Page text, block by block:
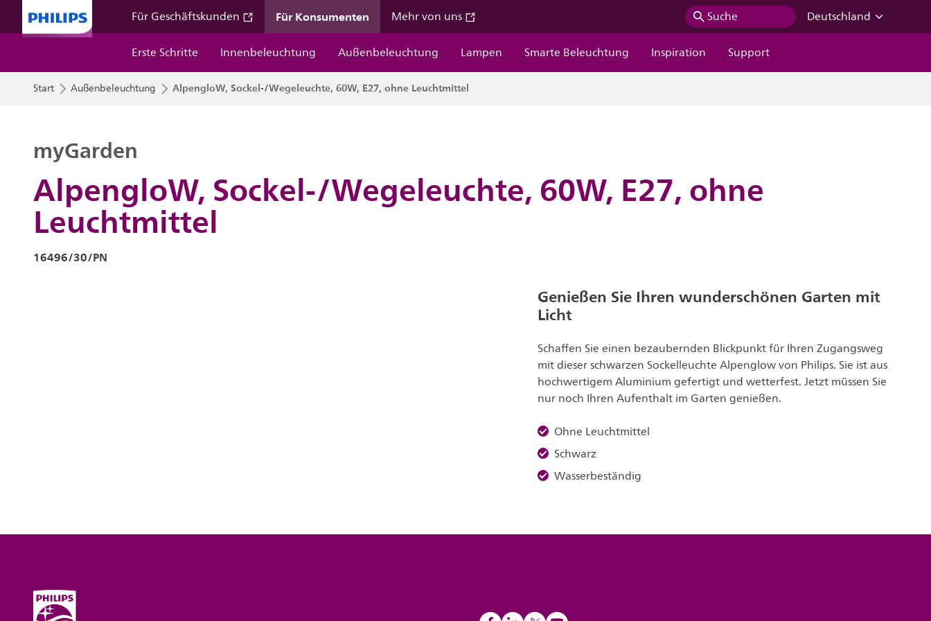
Für Geschäftskunden Für Konsumenten Mehr von uns Suche
Deutschland
Erste Schritte
Innenbeleuchtung Außenbeleuchtung Lampen Smarte Beleuchtung Inspiration Support
Start Außenbeleuchtung AlpengloW, Sockel-/Wegeleuchte, 60W, E27, ohne Leuchtmittel
AlpengloW, Sockel-/Wegeleuchte, 60W, E27, ohne
Leuchtmittel
myGarden
16496/30/PN
Genießen Sie Ihren wunderschönen Garten mit
Licht
Schaffen Sie einen bezaubernden Blickpunkt für Ihren Zugangsweg
mit dieser schwarzen Sockelleuchte Alpenglow von Philips. Sie ist aus
hochwertigem Aluminium gefertigt und wetterfest. Jetzt müssen Sie
nur noch Ihren Aufenthalt im Garten genießen.
Ohne Leuchtmittel
Schwarz
Wasserbeständig